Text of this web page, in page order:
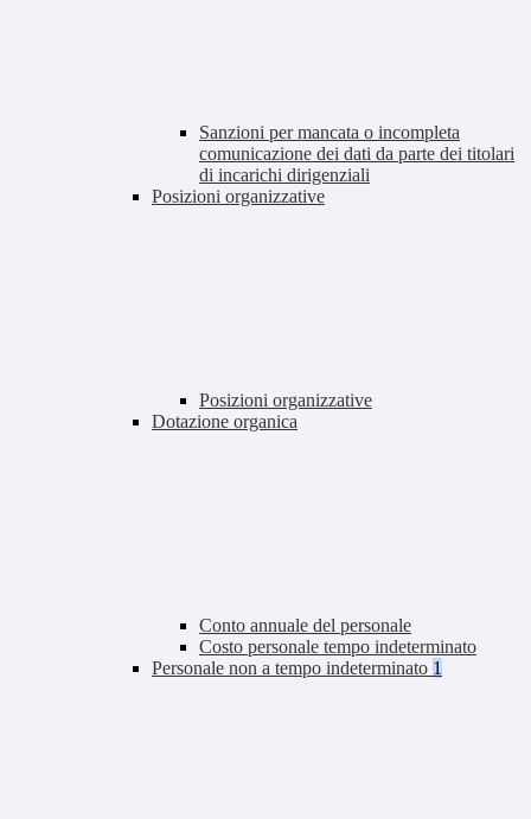
Sanzioni per mancata o incompleta
comunicazione dei dati da parte dei titolari
di incarichi dirigenziali
Posizioni organizzative
Posizioni organizzative
Dotazione organica
Conto annuale del personale
Costo personale tempo indeterminato
Personale non a tempo indeterminato 1